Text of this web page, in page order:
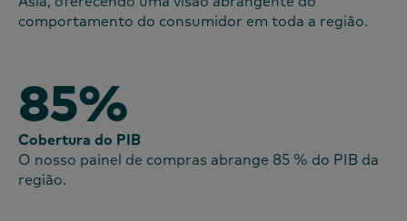
comportamento do consumidor em toda a região.
85%
Cobertura do PIB
O nosso painel de compras abrange 85 % do PIB da
região.